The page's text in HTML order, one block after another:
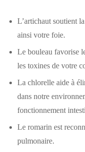
L’artichaut soutient
ainsi votre foie.
Le bouleau favorise
les toxines de votre
La chlorelle aide à
dans notre
fonctionnement
Le romarin est
pulmonaire.